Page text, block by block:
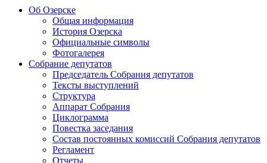
Об Озерске
Общая информация
История Озерска
Официальные символы
Фотогалерея
Собрание депутатов
Председатель Собрания депутатов
Тексты выступлений
Структура
Аппарат Собрания
Циклограмма
Повестка заседания
Состав постоянных комиссий Собрания депутатов
Регламент
Отчеты